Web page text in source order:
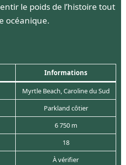
le poids de l’histoire tout
océanique.
Informations
Myrtle Beach, Caroline du Sud
Parkland côtier
6 750 m
18
À vérifier